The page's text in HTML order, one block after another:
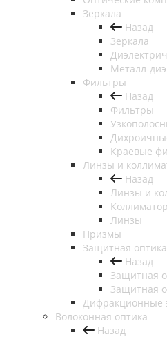
Зеркала
Назад
Зеркала
Металл-
Фильтры
Назад
Фильтры
Краевые
Линзы и
Назад
Линзы и
Линзы
Призмы
Защитная оптика
Назад
Защитная
Защитная
Дифракционные
Волоконная оптика
Назад